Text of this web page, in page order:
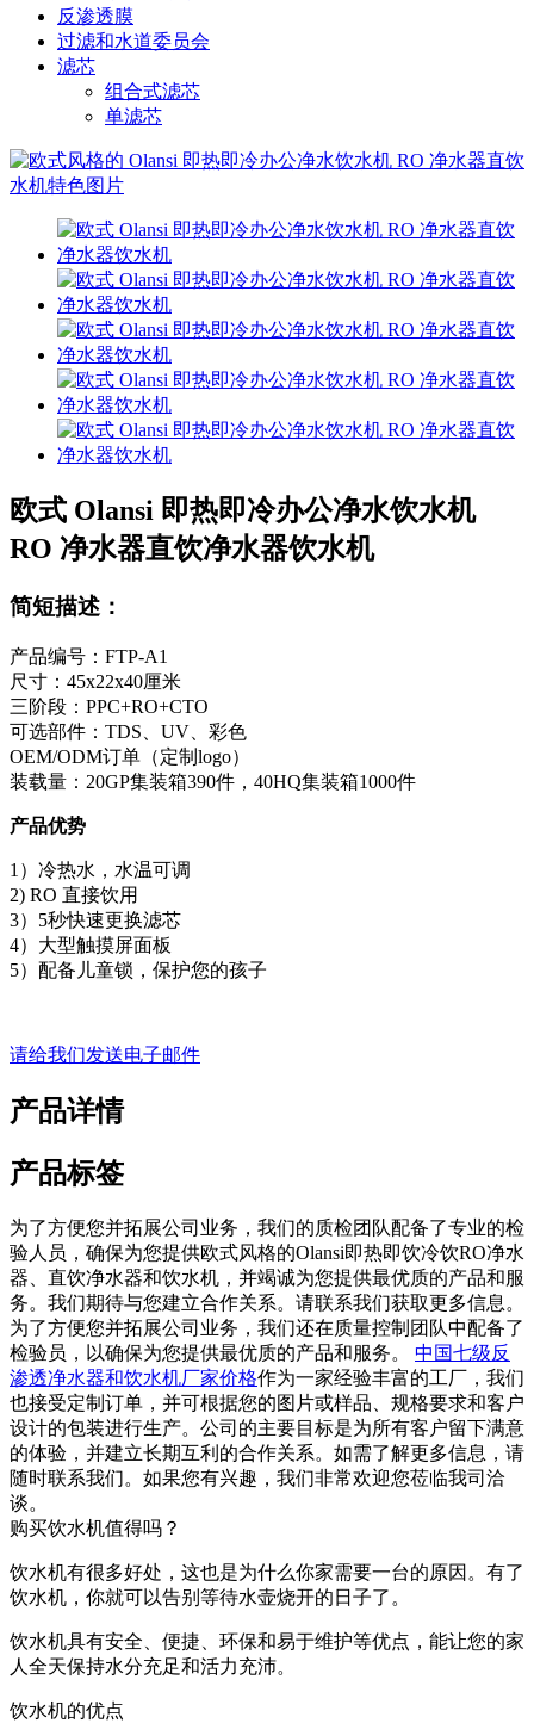
反渗透膜
过滤和水道委员会
滤芯
组合式滤芯
单滤芯
欧式 Olansi 即热即冷办公净水饮水机
RO 净水器直饮净水器饮水机
简短描述：
产品编号：FTP-A1
尺寸：45x22x40厘米
三阶段：PPC+RO+CTO
可选部件：TDS、UV、彩色
OEM/ODM订单（定制logo）
装载量：20GP集装箱390件，40HQ集装箱1000件
产品优势
1）冷热水，水温可调
2) RO 直接饮用
3）5秒快速更换滤芯
4）大型触摸屏面板
5）配备儿童锁，保护您的孩子
请给我们发送电子邮件
产品详情
产品标签
为了方便您并拓展公司业务，我们的质检团队配备了专业的检
验人员，确保为您提供欧式风格的Olansi即热即饮冷饮RO净水
器、直饮净水器和饮水机，并竭诚为您提供最优质的产品和服
务。我们期待与您建立合作关系。请联系我们获取更多信息。
为了方便您并拓展公司业务，我们还在质量控制团队中配备了
检验员，以确保为您提供最优质的产品和服务。 中国七级反
渗透净水器和饮水机厂家价格作为一家经验丰富的工厂，我们
也接受定制订单，并可根据您的图片或样品、规格要求和客户
设计的包装进行生产。公司的主要目标是为所有客户留下满意
的体验，并建立长期互利的合作关系。如需了解更多信息，请
随时联系我们。如果您有兴趣，我们非常欢迎您莅临我司洽
谈。
购买饮水机值得吗？
饮水机有很多好处，这也是为什么你家需要一台的原因。有了
饮水机，你就可以告别等待水壶烧开的日子了。
饮水机具有安全、便捷、环保和易于维护等优点，能让您的家
人全天保持水分充足和活力充沛。
饮水机的优点